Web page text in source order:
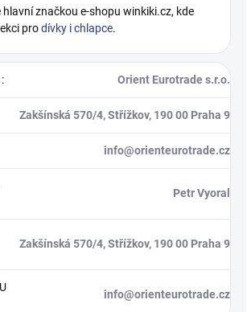
hlavní značkou e-shopu winkiki.cz, kde
prodívky i chlapce.
: Orient Eurotrade s.r.o.
Zakšínská 570/4, Střížkov, 190 00 Praha 9
info@orienteurotrade.cz
Petr Vyoral
Zakšínská 570/4, Střížkov, 190 00 Praha 9
info@orienteurotrade.cz